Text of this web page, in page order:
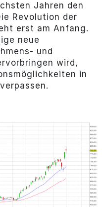
Jahren den
Revolution der
erst am Anfang.
neue
und
wird,
in